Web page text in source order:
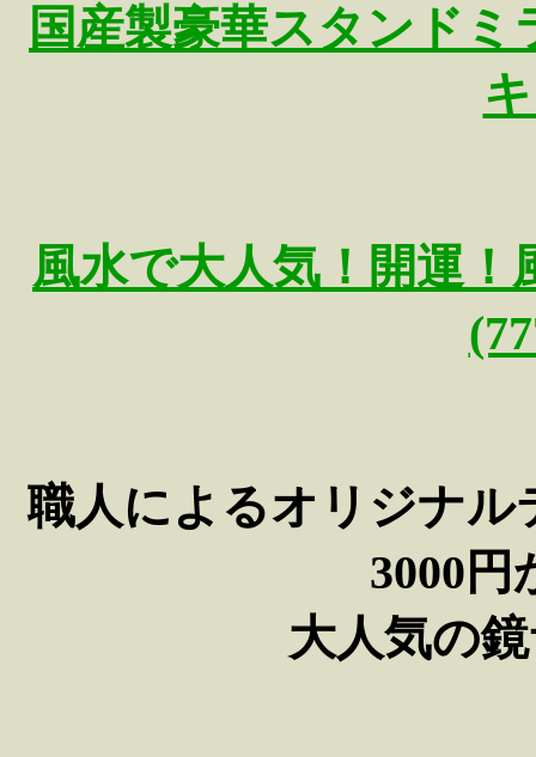
国産製豪華スタンドミ
風水で大人気！開運
職人によるオリジナル
3000円
大人気の